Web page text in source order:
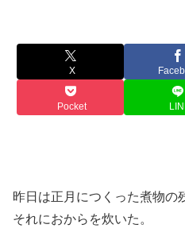
X
Pocket
昨日は正月につくった煮物の
それにおからを炊いた。